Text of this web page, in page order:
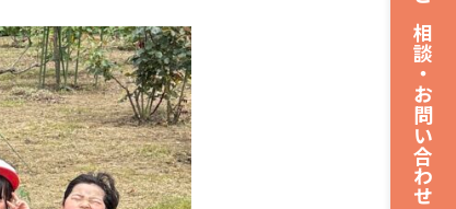
ご相談・
お問い合わせ